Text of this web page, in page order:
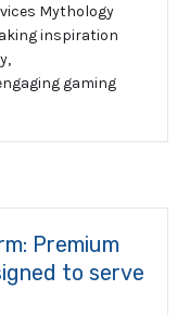
Mythology
inspiration
gaming
Premium
to serve